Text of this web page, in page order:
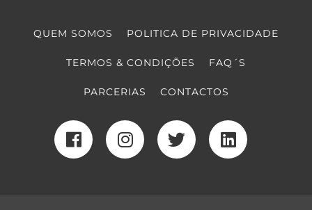
QUEM SOMOS POLITICA DE PRIVACIDADE
TERMOS & CONDIÇÕES FAQ´S
PARCERIAS CONTACTOS